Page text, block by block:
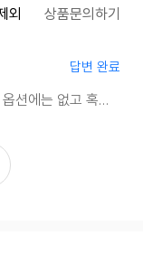
외 상품문의하기
답변 완료
모델사진 첫번째 색상은 다크브라운같은데 옵션에는 없고 혹시 차콜일까요?